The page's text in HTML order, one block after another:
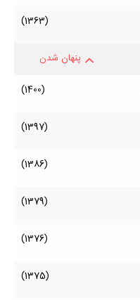
(1363)
پنهان شدن
(1400)
(1397)
(1386)
(1379)
(1376)
(1375)